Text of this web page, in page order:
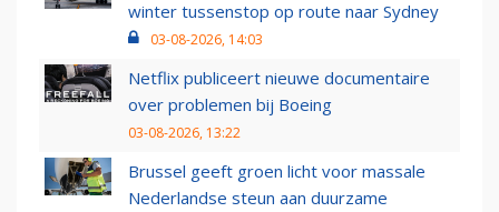
winter tussenstop op route naar Sydney
03-08-2026, 14:03
Netflix publiceert nieuwe documentaire
over problemen bij Boeing
03-08-2026, 13:22
Brussel geeft groen licht voor massale
Nederlandse steun aan duurzame